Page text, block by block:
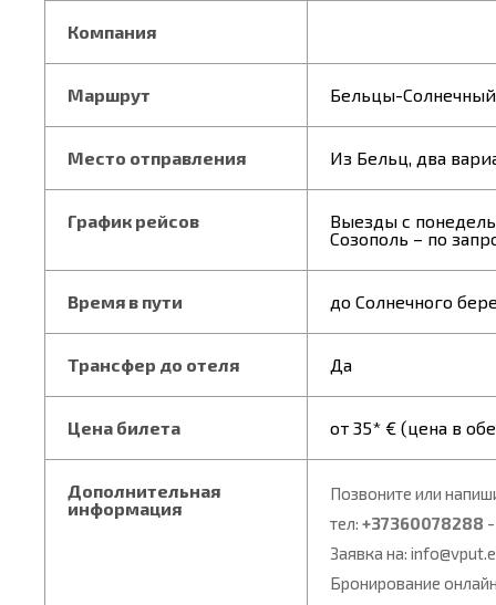
Компания
Маршрут Бельцы-
Место отправления Из Бельц, два
График рейсов
Выезды с
Созополь – по
Время в пути до Солнечного
Трансфер до отеля Да
Цена билета от 35* € (цена в
Дополнительная
информация
Позвоните или
тел: +37360078288
Заявка на:
Бронирование